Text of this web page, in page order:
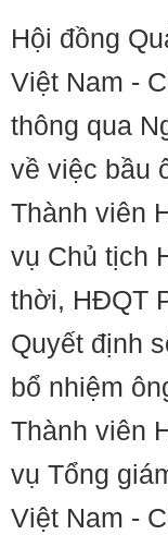
Hội đồng
Việt Nam -
thông qua
về việc bầu
Thành viên
vụ Chủ tịch
thời, HĐQT
Quyết định
bổ nhiệm
Thành viên
vụ Tổng
Việt Nam -